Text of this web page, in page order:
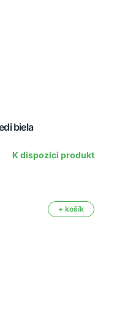
biela
K dispozici produkt
+ košík